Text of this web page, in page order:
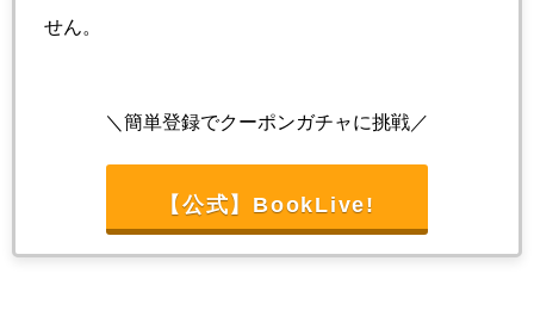
せん。
＼簡単登録でクーポンガチャに挑戦／
【公式】BookLive!